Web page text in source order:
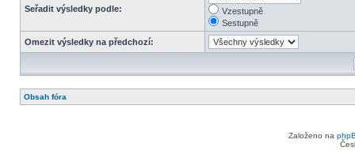
Seřadit výsledky podle:
Vzestupně
Sestupně
Omezit výsledky na předchozí:
Obsah fóra
Založeno na